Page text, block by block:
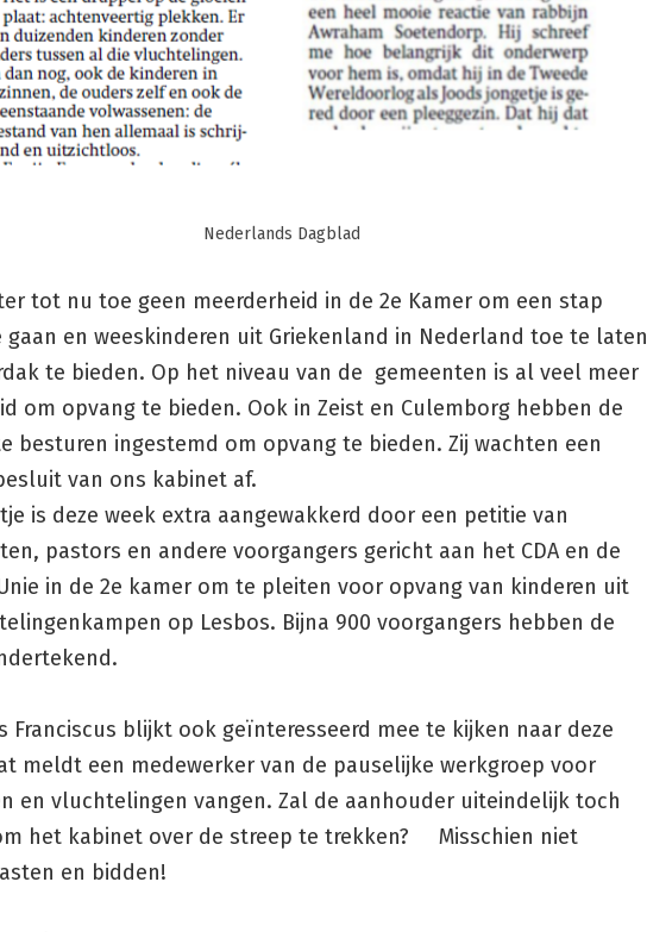
Nederlands Dagblad
tot nu toe geen meerderheid in de 2e Kamer om een stap
gaan en weeskinderen uit Griekenland in Nederland toe te laten
te bieden. Op het niveau van de gemeenten is al veel meer
om opvang te bieden. Ook in Zeist en Culemborg hebben de
besturen ingestemd om opvang te bieden. Zij wachten een
van ons kabinet af.
is deze week extra aangewakkerd door een petitie van
pastors en andere voorgangers gericht aan het CDA en de
in de 2e kamer om te pleiten voor opvang van kinderen uit
op Lesbos. Bijna 900 voorgangers hebben de
Franciscus blijkt ook geïnteresseerd mee te kijken naar deze
meldt een medewerker van de pauselijke werkgroep voor
en vluchtelingen vangen. Zal de aanhouder uiteindelijk toch
het kabinet over de streep te trekken? Misschien niet
en bidden!